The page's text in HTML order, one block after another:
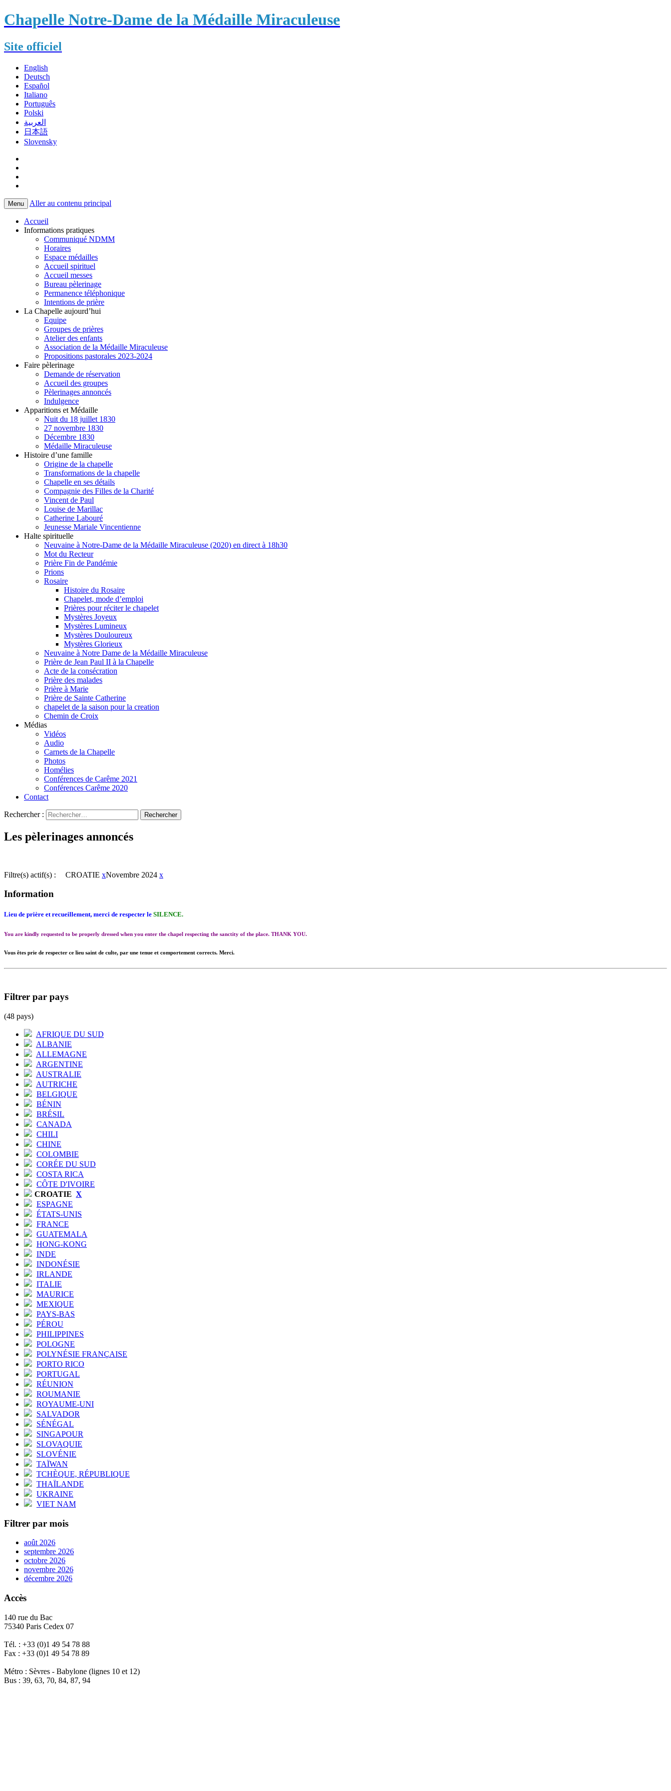
Chapelle Notre-Dame de la Médaille Miraculeuse
Site officiel
English
Deutsch
Español
Italiano
Português
Polski
العربية
日本語
Slovensky
Menu Aller au contenu principal
Accueil
Informations pratiques
Communiqué NDMM
Horaires
Espace médailles
Accueil spirituel
Accueil messes
Bureau pèlerinage
Permanence téléphonique
Intentions de prière
La Chapelle aujourd’hui
Equipe
Groupes de prières
Atelier des enfants
Association de la Médaille Miraculeuse
Propositions pastorales 2023-2024
Faire pèlerinage
Demande de réservation
Accueil des groupes
Pèlerinages annoncés
Indulgence
Apparitions et Médaille
Nuit du 18 juillet 1830
27 novembre 1830
Décembre 1830
Médaille Miraculeuse
Histoire d’une famille
Origine de la chapelle
Transformations de la chapelle
Chapelle en ses détails
Compagnie des Filles de la Charité
Vincent de Paul
Louise de Marillac
Catherine Labouré
Jeunesse Mariale Vincentienne
Halte spirituelle
Neuvaine à Notre-Dame de la Médaille Miraculeuse (2020) en direct à 18h30
Mot du Recteur
Prière Fin de Pandémie
Prions
Rosaire
Histoire du Rosaire
Chapelet, mode d’emploi
Prières pour réciter le chapelet
Mystères Joyeux
Mystères Lumineux
Mystères Douloureux
Mystères Glorieux
Neuvaine à Notre Dame de la Médaille Miraculeuse
Prière de Jean Paul II à la Chapelle
Acte de la consécration
Prière des malades
Prière à Marie
Prière de Sainte Catherine
chapelet de la saison pour la creation
Chemin de Croix
Médias
Vidéos
Audio
Carnets de la Chapelle
Photos
Homélies
Conférences de Carême 2021
Conférences Carême 2020
Contact
Rechercher :
Les pèlerinages annoncés
Filtre(s) actif(s) : CROATIE xNovembre 2024 x
Information
Lieu de prière et recueillement, merci de respecter le SILENCE.
You are kindly requested to be properly dressed when you enter the chapel respecting the sanctity of the place. THANK YOU.
Vous êtes prie de respecter ce lieu saint de culte, par une tenue et comportement corrects. Merci.
Filtrer par pays
(48 pays)
AFRIQUE DU SUD
ALBANIE
ALLEMAGNE
ARGENTINE
AUSTRALIE
AUTRICHE
BELGIQUE
BÉNIN
BRÉSIL
CANADA
CHILI
CHINE
COLOMBIE
CORÉE DU SUD
COSTA RICA
CÔTE D'IVOIRE
CROATIE X
ESPAGNE
ÉTATS-UNIS
FRANCE
GUATEMALA
HONG-KONG
INDE
INDONÉSIE
IRLANDE
ITALIE
MAURICE
MEXIQUE
PAYS-BAS
PÉROU
PHILIPPINES
POLOGNE
POLYNÉSIE FRANÇAISE
PORTO RICO
PORTUGAL
RÉUNION
ROUMANIE
ROYAUME-UNI
SALVADOR
SÉNÉGAL
SINGAPOUR
SLOVAQUIE
SLOVÉNIE
TAÏWAN
TCHÈQUE, RÉPUBLIQUE
THAÏLANDE
UKRAINE
VIET NAM
Filtrer par mois
août 2026
septembre 2026
octobre 2026
novembre 2026
décembre 2026
Accès
140 rue du Bac
75340 Paris Cedex 07
Tél. : +33 (0)1 49 54 78 88
Fax : +33 (0)1 49 54 78 89
Métro : Sèvres - Babylone (lignes 10 et 12)
Bus : 39, 63, 70, 84, 87, 94